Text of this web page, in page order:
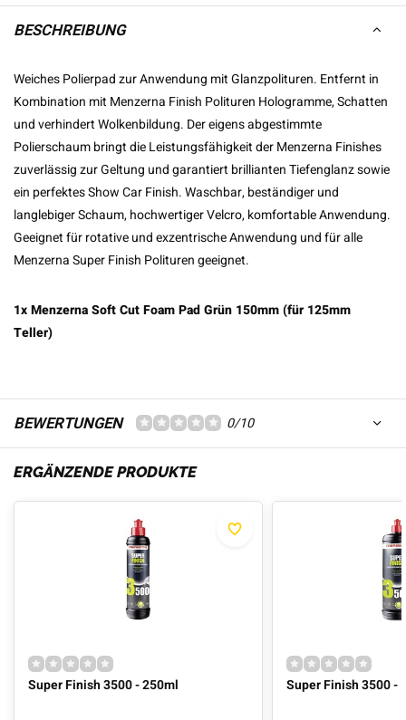
BESCHREIBUNG
Weiches Polierpad zur Anwendung mit Glanzpolituren. Entfernt in
Kombination mit Menzerna Finish Polituren Hologramme, Schatten
und verhindert Wolkenbildung. Der eigens abgestimmte
Polierschaum bringt die Leistungsfähigkeit der Menzerna Finishes
zuverlässig zur Geltung und garantiert brillianten Tiefenglanz sowie
ein perfektes Show Car Finish. Waschbar, beständiger und
langlebiger Schaum, hochwertiger Velcro, komfortable Anwendung.
Geeignet für rotative und exzentrische Anwendung und für alle
Menzerna Super Finish Polituren geeignet.
1x Menzerna Soft Cut Foam Pad Grün 150mm (für 125mm
Teller)
BEWERTUNGEN 0/10
ERGÄNZENDE PRODUKTE
Super Finish 3500 - 250ml Super Finish 3500 -